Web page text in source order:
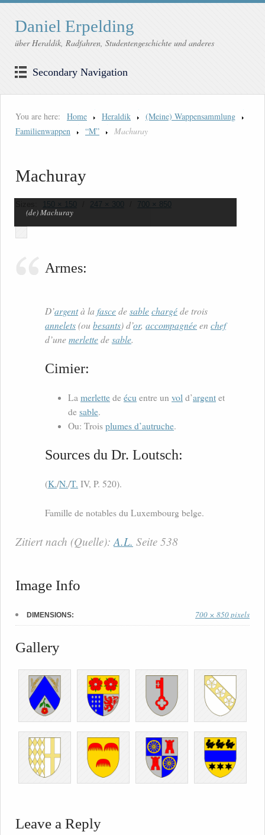
Daniel Erpelding
über Heraldik, Radfahren, Studentengeschichte und anderes
Secondary Navigation
You are here: Home Heraldik
(Meine) Wappensammlung
Familienwappen
“M” Machuray
Machuray
150 × 150 247 × 300 700 × 850
(de) Machuray
Armes:
D’argentà la fascedesablechargéde trois
annelets(ou besants) d’or, accompagnéeen chef
d’unemerlettedesable.
Cimier:
La merlette de écu entre un vol d’argent et
de sable.
Ou: Trois plumes d’autruche.
Sources du Dr. Loutsch:
(K./N./T. IV, P. 520).
Famille de notables du Luxembourg belge.
Zitiert nach (Quelle):A.L. Seite 538
Image Info
DIMENSIONS: 700 × 850 pixels
Gallery
Leave a Reply